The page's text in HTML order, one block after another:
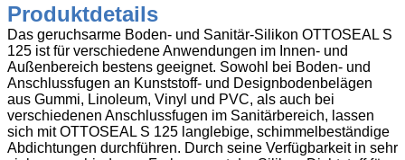
Produktdetails
Das geruchsarme Boden- und Sanitär-Silikon OTTOSEAL S
125 ist für verschiedene Anwendungen im Innen- und
Außenbereich bestens geeignet. Sowohl bei Boden- und
Anschlussfugen an Kunststoff- und Designbodenbelägen
aus Gummi, Linoleum, Vinyl und PVC, als auch bei
verschiedenen Anschlussfugen im Sanitärbereich, lassen
sich mit OTTOSEAL S 125 langlebige, schimmelbeständige
Abdichtungen durchführen. Durch seine Verfügbarkeit in sehr